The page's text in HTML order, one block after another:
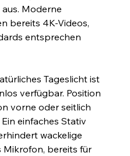
Moderne
bereits 4K-Videos,
entsprechen
Tageslicht ist
verfügbar. Position
vorne oder seitlich
einfaches Stativ
wackelige
Mikrofon, bereits für